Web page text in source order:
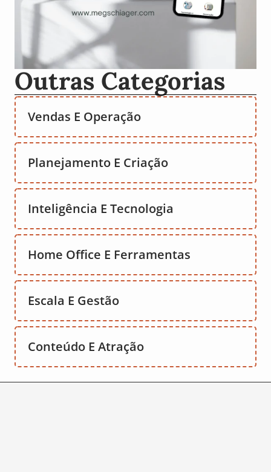
Outras Categorias
Vendas E Operação
Planejamento E Criação
Inteligência E Tecnologia
Home Office E Ferramentas
Escala E Gestão
Conteúdo E Atração